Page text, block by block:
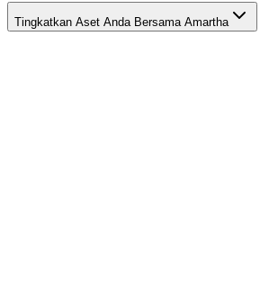
Tingkatkan Aset Anda Bersama Amartha